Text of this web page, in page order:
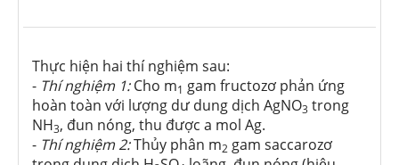
Thực hiện hai thí nghiệm sau:
- Thí nghiệm 1:Cho m1 gam fructozơ phản ứng
hoàn toàn với lượng dư dung dịch AgNO3 trong
NH3, đun nóng, thu được a mol Ag.
- Thí nghiệm 2:Thủy phân m2 gam saccarozơ